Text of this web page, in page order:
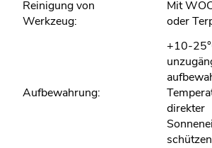
Reinigung von
Werkzeug:
Mit
oder
Aufbewahrung:
+10-
direkter